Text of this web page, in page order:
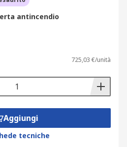
antincendio
725,03 €/unità
Aggiungi
tecniche